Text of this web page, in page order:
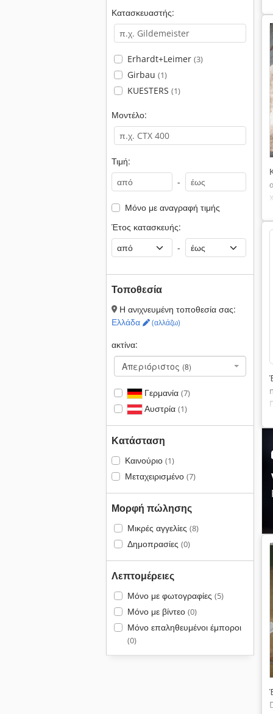
Κατασκευαστής:
Erhardt+Leimer (3)
Girbau (1)
KUESTERS (1)
Μοντέλο:
Τιμή:
-
Μόνο με αναγραφή τιμής
Έτος κατασκευής:
-
Τοποθεσία
Η ανιχνευμένη τοποθεσία σας:
Ελλάδα
(αλλάζω)
ακτίνα:
Απεριόριστος (8)
Γερμανία (7)
Αυστρία (1)
Κατάσταση
Καινούριο (1)
Μεταχειρισμένο (7)
Μορφή πώλησης
Μικρές αγγελίες (8)
Δημοπρασίες (0)
Λεπτομέρειες
Μόνο με φωτογραφίες (5)
Μόνο με βίντεο (0)
Μόνο επαληθευμένοι έμποροι
(0)